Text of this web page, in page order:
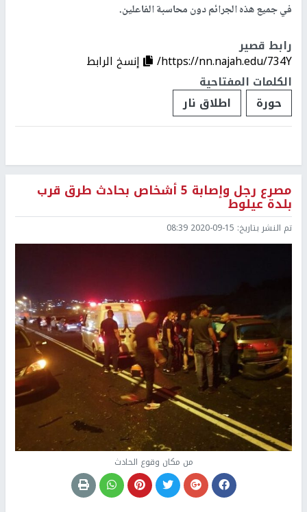
في جميع هذه الجرائم دون محاسبة الفاعلين.
رابط قصير
https://nn.najah.edu/734Y/
إنسخ الرابط
الكلمات المفتاحية
حورة
اطلاق نار
مصرع رجل وإصابة 5 أشخاص بحادث طرق قرب
بلدة عيلوط
تم النشر بتاريخ: 2020-09-15 08:39
من مكان وقوع الحادث